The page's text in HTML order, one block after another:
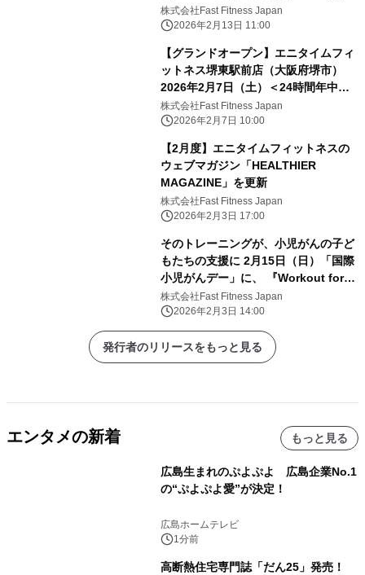
中無休のフィットネスジム＞
株式会社Fast Fitness Japan
2026年2月13日 11:00
【グランドオープン】エニタイムフィ
ットネス堺東駅前店（大阪府堺市）
2026年2月7日（土）＜24時間年中無
休のフィットネスジム＞
株式会社Fast Fitness Japan
2026年2月7日 10:00
【2月度】エニタイムフィットネスの
ウェブマガジン「HEALTHIER
MAGAZINE」を更新
株式会社Fast Fitness Japan
2026年2月3日 17:00
そのトレーニングが、小児がんの子ど
もたちの支援に 2月15日（日）「国際
小児がんデー」に、 『Workout for
Children ～小児がん支援チャリティ
ランイベント～』を開催
株式会社Fast Fitness Japan
2026年2月3日 14:00
発行者のリリースをもっと見る
エンタメの新着 もっと見る
広島生まれのぷよぷよ 広島企業No.1
の“ぷよぷよ愛”が決定！
広島ホームテレビ
1分前
高断熱住宅専門誌「だん25」発売！